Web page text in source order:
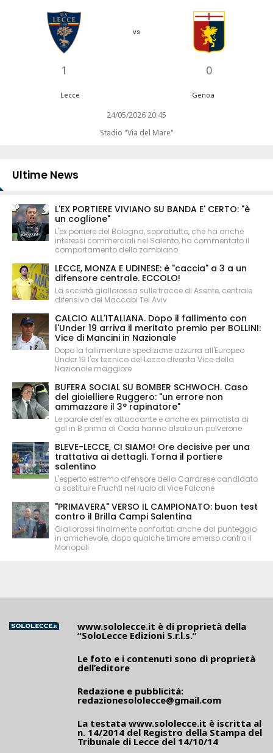
1
vs
0
Lecce Genoa
24/05/2026 20:45
Stadio "Via del Mare"
Ultime News
L'EX PORTIERE VIVIANO SU BANDA E' CERTO: "è
un coglione"
L'ex portiere del Bologna, soprattutto, che ha anche
interessi commerciali nel Salento, ha commentato il
comportamento dello zambiano
LECCE, MONZA E UDINESE: è "caccia" a 3 a un
difensore centrale. ECCOLO!
La società giallorossa sulle tracce di Asente, centrale
difensivo del Maccabi Tel Aviv
CALCIO ALL'ITALIANA. Dopo il fallimento con
l'Under 19 arriva il meritato premio per BOLLINI:
Vice di Mancini in Nazionale
Dopo la fallimentare spedizione azzurra all'Europeo
Under 19 l'ex tecnico del Lecce diventa Vice della
Nazionale maggiore
BUFERA SOCIAL SU BOMBER SCHWOCH. Caso
del gioielliere Ruggero: "un errore non
ammazzare il 3° rapinatore"
Le parole dell'ex attaccante e anche ex primatista di
gol in B prima di Coda hanno alzato un polverone
BLEVE-LECCE, CI SIAMO! Ore decisive per una
trattativa ai dettagli. Torna il portiere
salentino
L'esperto estremo difensore della Carrarese candidato
a sostituire Fruchtl nel ruolo di Vice Falcone
"PRIMAVERA" VERSO IL CAMPIONATO: buon test
contro il Brilla Campi Salentina
Giallorossi finalmente confortati anche dal punteggio
in amichevole, dopo qualche timore emerso contro il
Monopoli
www.sololecce.it è di proprietà della
“SoloLecce Edizioni S.r.l.s.”
Le foto e i contenuti sono di proprietà
dell’editore
Redazione e pubblicità:
redazionesololecce@gmail.com
La testata www.sololecce.it è iscritta al
n. 14/2014 del Registro della Stampa del
Tribunale di Lecce del 14/10/14